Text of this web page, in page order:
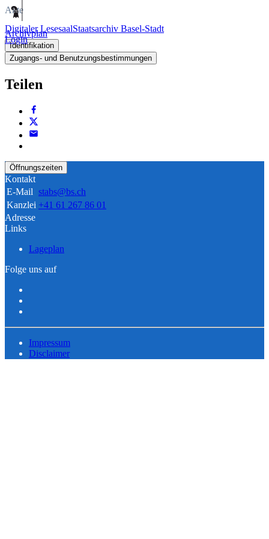
Digitaler LesesaalStaatsarchiv Basel-Stadt
Login
Akte
Archivplan
Identifikation
Zugangs- und Benutzungsbestimmungen
Teilen
Öffnungszeiten
Kontakt
E-Mail stabs@bs.ch
Kanzlei +41 61 267 86 01
Adresse
Links
Lageplan
Folge uns auf
Impressum
Disclaimer